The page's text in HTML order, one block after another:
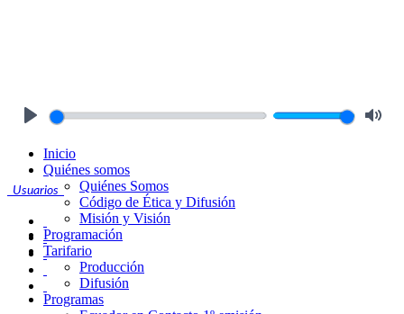
Usuarios
Inicio
Quiénes somos
Quiénes Somos
Código de Ética y Difusión
Misión y Visión
Programación
Tarifario
Producción
Difusión
Programas